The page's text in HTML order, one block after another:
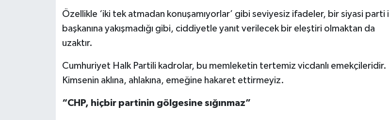
Özellikle ‘iki tek atmadan konuşamıyorlar’ gibi seviyesiz ifadeler, bir siyasi parti il
başkanına yakışmadığı gibi, ciddiyetle yanıt verilecek bir eleştiri olmaktan da
uzaktır.
Cumhuriyet Halk Partili kadrolar, bu memleketin tertemiz vicdanlı emekçileridir.
Kimsenin aklına, ahlakına, emeğine hakaret ettirmeyiz.
“CHP, hiçbir partinin gölgesine sığınmaz”